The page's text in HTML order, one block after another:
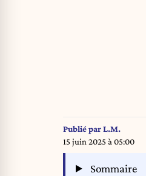
Publié parL.M.
15 juin 2025 à 05:00
Sommaire